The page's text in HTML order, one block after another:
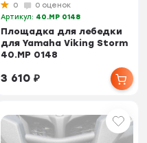
0
0 оценок
Артикул: 40.MP 0148
Площадка для лебедки
для Yamaha Viking Storm
40.MP 0148
3 610₽